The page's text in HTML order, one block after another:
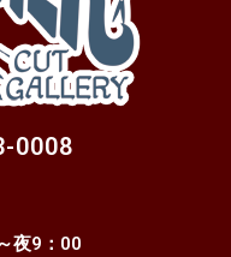
0008
夜9：00